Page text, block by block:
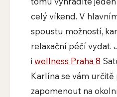
celý víkend. V
spoustu možností,
relaxační péčí vydat.
i wellness Praha 8
Karlína se vám určitě
zapomenout na